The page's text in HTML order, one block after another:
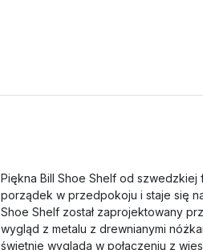
Piękna Bill Shoe Shelf od szwedzkiej
porządek w przedpokoju i staje się
Shoe Shelf został zaprojektowany
wygląd z metalu z drewnianymi
świetnie wygląda w połączeniu z